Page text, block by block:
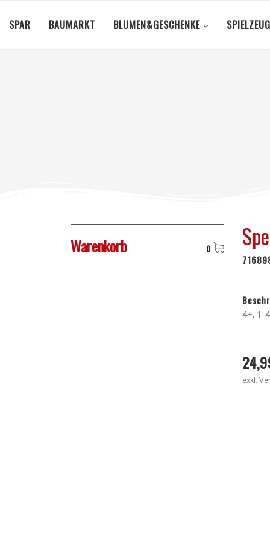
SPAR BAUMARKT BLUMEN&GESCHENKE SPIELZEUG
Warenkorb 0
4+, 1-
exkl.